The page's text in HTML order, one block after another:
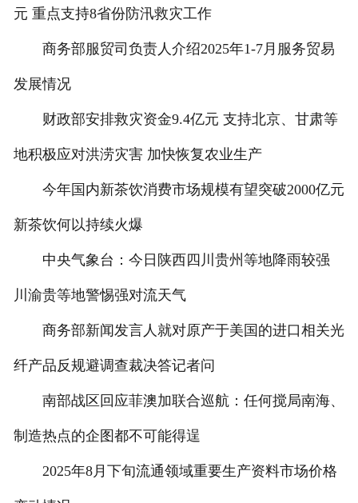
元 重点支持8省份防汛救灾工作
商务部服贸司负责人介绍2025年1-7月服务贸易
发展情况
财政部安排救灾资金9.4亿元 支持北京、甘肃等
地积极应对洪涝灾害 加快恢复农业生产
今年国内新茶饮消费市场规模有望突破2000亿元
新茶饮何以持续火爆
中央气象台：今日陕西四川贵州等地降雨较强
川渝贵等地警惕强对流天气
商务部新闻发言人就对原产于美国的进口相关光
纤产品反规避调查裁决答记者问
南部战区回应菲澳加联合巡航：任何搅局南海、
制造热点的企图都不可能得逞
2025年8月下旬流通领域重要生产资料市场价格